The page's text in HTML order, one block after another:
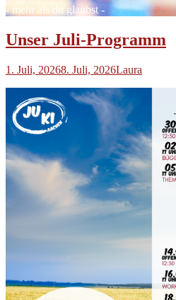
- mehr als du glaubst -
Unser Juli-Programm
1. Juli, 20268. Juli, 2026Laura